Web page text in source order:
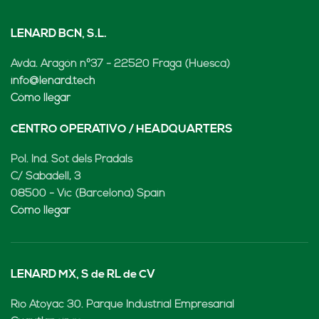
LENARD BCN, S.L.
Avda. Aragón nº37 - 22520 Fraga (Huesca)
info@lenard.tech
Cómo llegar
CENTRO OPERATIVO / HEADQUARTERS
Pol. Ind. Sot dels Pradals
C/ Sabadell, 3
08500 - Vic (Barcelona) Spain
Cómo llegar
LENARD MX, S de RL de CV
Rio Atoyac 30. Parque Industrial Empresarial